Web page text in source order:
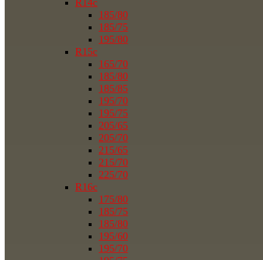
R14c
185/80
185/75
195/80
R15c
165/70
185/80
185/85
195/70
195/75
205/65
205/70
215/65
215/70
225/70
R16c
175/80
185/75
185/80
195/60
195/70